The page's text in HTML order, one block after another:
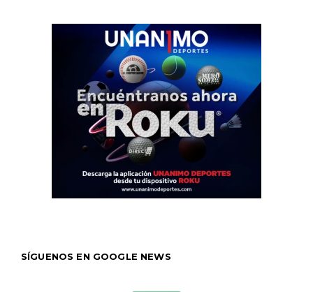
SÍGUENOS EN GOOGLE NEWS